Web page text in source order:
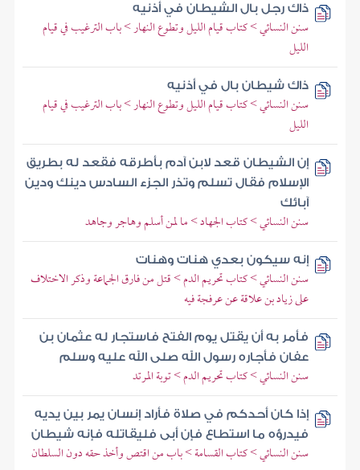
ذاك رجل بال الشيطان في أذنيه
سنن النسائي > كتاب قيام الليل وتطوع النهار > باب الترغيب في قيام
الليل
ذاك شيطان بال في أذنيه
سنن النسائي > كتاب قيام الليل وتطوع النهار > باب الترغيب في قيام
الليل
إن الشيطان قعد لابن آدم بأطرقه فقعد له بطريق
الإسلام فقال تسلم وتذر الجزء السادس دينك ودين
آبائك
سنن النسائي > كتاب الجهاد > ما لمن أسلم وهاجر وجاهد
إنه سيكون بعدي هنات وهنات
سنن النسائي > كتاب تحريم الدم > قتل من فارق الجماعة وذكر الاختلاف
على زياد بن علاقة عن عرفجة فيه
فأمر به أن يقتل يوم الفتح فاستجار له عثمان بن
عفان فأجاره رسول الله صلى الله عليه وسلم
سنن النسائي > كتاب تحريم الدم > توبة المرتد
إذا كان أحدكم في صلاة فأراد إنسان يمر بين يديه
فيدرؤه ما استطاع فإن أبى فليقاتله فإنه شيطان
سنن النسائي > كتاب القسامة > باب من اقتص وأخذ حقه دون السلطان